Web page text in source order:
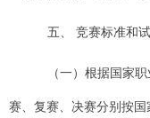
五、 竞赛标准和
（一）根据国家
赛、复赛、决赛分别按